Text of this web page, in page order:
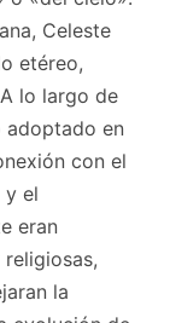
Celeste
etéreo,
lo largo de
adoptado en
con el
y el
eran
la